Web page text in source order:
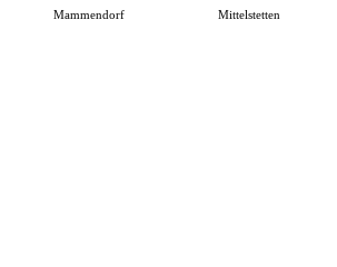
Mammendorf Mittelstetten